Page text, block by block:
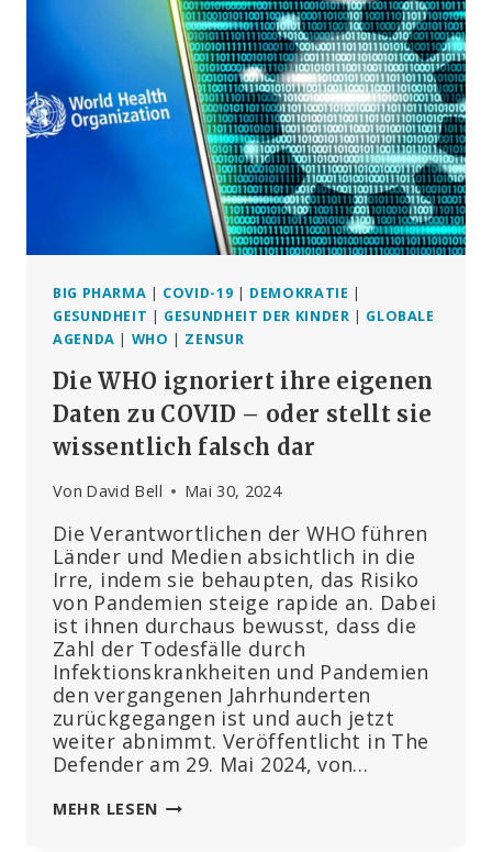
BIG PHARMA | COVID-19 | DEMOKRATIE |
GESUNDHEIT | GESUNDHEIT DER KINDER | GLOBALE
AGENDA | WHO | ZENSUR
Die WHO ignoriert ihre eigenen
Daten zu COVID – oder stellt sie
wissentlich falsch dar
Von David Bell Mai 30, 2024
Die Verantwortlichen der WHO führen
Länder und Medien absichtlich in die
Irre, indem sie behaupten, das Risiko
von Pandemien steige rapide an. Dabei
ist ihnen durchaus bewusst, dass die
Zahl der Todesfälle durch
Infektionskrankheiten und Pandemien
den vergangenen Jahrhunderten
zurückgegangen ist und auch jetzt
weiter abnimmt. Veröffentlicht in The
Defender am 29. Mai 2024, von…
MEHR LESEN DIE